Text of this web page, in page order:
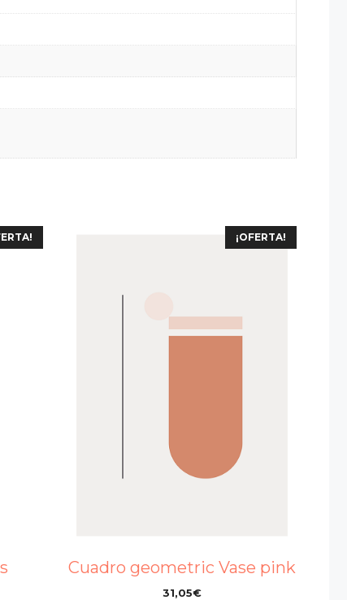
¡OFERTA!
Cuadro geometric Vase pink
31,05€